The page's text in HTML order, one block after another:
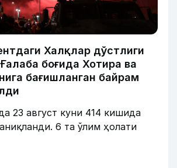
Халқлар дўстлиги
боғида Хотира ва
бағишланган байрам